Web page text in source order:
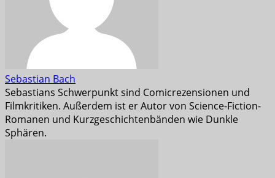
Sebastian Bach
Sebastians Schwerpunkt sind Comicrezensionen und
Filmkritiken. Außerdem ist er Autor von Science-Fiction-
Romanen und Kurzgeschichtenbänden wie Dunkle
Sphären.